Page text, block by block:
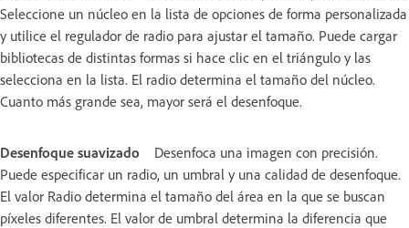
Seleccione un núcleo en la lista de opciones de forma personalizada
y utilice el regulador de radio para ajustar el tamaño. Puede cargar
bibliotecas de distintas formas si hace clic en el triángulo y las
selecciona en la lista. El radio determina el tamaño del núcleo.
Cuanto más grande sea, mayor será el desenfoque.
Desenfoque suavizado
Desenfoca una imagen con precisión.
Puede especificar un radio, un umbral y una calidad de desenfoque.
El valor Radio determina el tamaño del área en la que se buscan
píxeles diferentes. El valor de umbral determina la diferencia que